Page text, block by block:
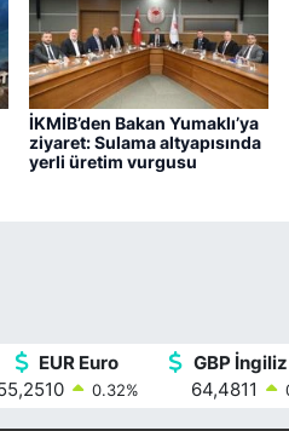
İKMİB’den Bakan Yumaklı’ya
ziyaret: Sulama altyapısında
yerli üretim vurgusu
EUR Euro
0.32%
GBP
64,4811